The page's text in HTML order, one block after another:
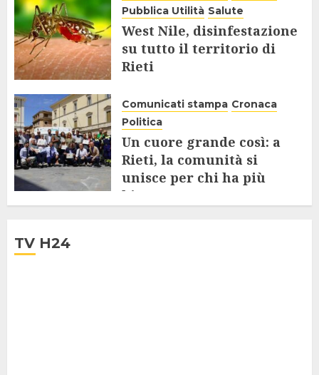
Pubblica Utilità Salute
West Nile, disinfestazione
su tutto il territorio di
Rieti
Comunicati stampa Cronaca
Politica
Un cuore grande così: a
Rieti, la comunità si
unisce per chi ha più
bisogno
TV H24